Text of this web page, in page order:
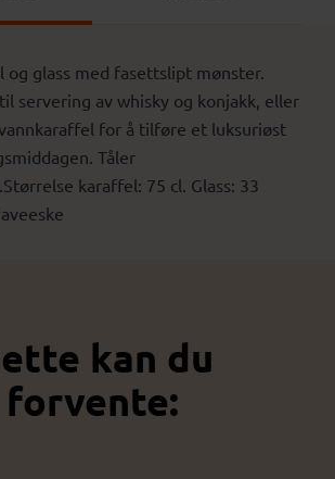
og glass med fasettslipt mønster.
servering av whisky og konjakk, eller
for å tilføre et luksuriøst
Tåler
karaffel: 75 cl. Glass: 33
kan du
forvente: